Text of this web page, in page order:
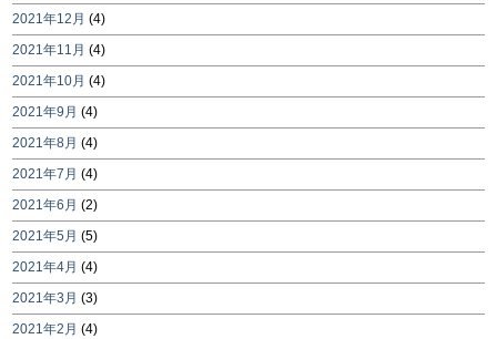
2021年12月 (4)
2021年11月 (4)
2021年10月 (4)
2021年9月 (4)
2021年8月 (4)
2021年7月 (4)
2021年6月 (2)
2021年5月 (5)
2021年4月 (4)
2021年3月 (3)
2021年2月 (4)